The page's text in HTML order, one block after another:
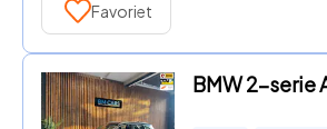
Favoriet